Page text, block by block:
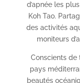
d’apnée les
Koh Tao.
des activités
moniteurs
Conscients de
pays
beautés